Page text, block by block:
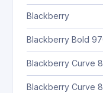
Blackberry
Blackberry Bold
Blackberry Curve
Blackberry Curve